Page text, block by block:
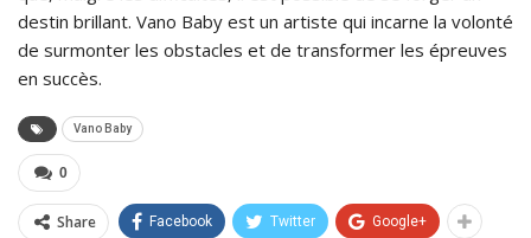
destin brillant. Vano Baby est un artiste qui incarne la volonté
de surmonter les obstacles et de transformer les épreuves
en succès.
Vano Baby
0
Share Facebook Twitter Google+